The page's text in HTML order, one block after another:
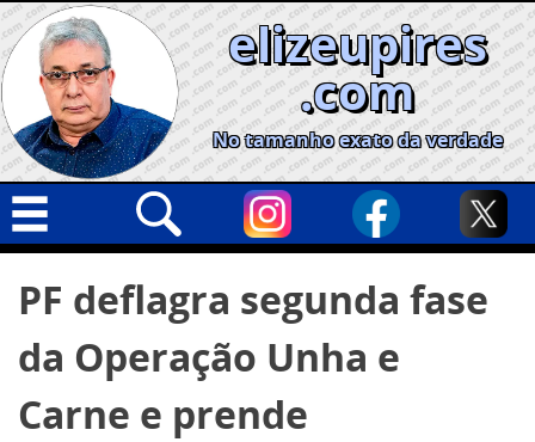
Skip
to
content
elizeupires
.com
No tamanho exato da verdade
Geral
Cidades
Política
por:
PF deflagra segunda fase
da Operação Unha e
Carne e prende